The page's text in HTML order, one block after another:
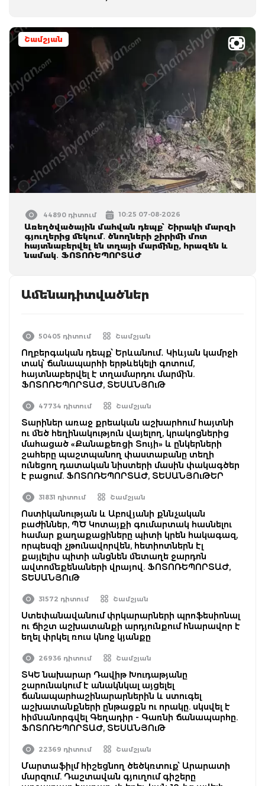
Շամշյան
44890 դիտում 10:25 07-08-2026
Առեղծվածային մահվան դեպք՝ Շիրակի մարզի
գյուղերից մեկում․ ծնողների շիրիմի մոտ
հայտնաբերվել են տղայի մարմինը, հրազեն և
նամակ․ ՖՈՏՈՌԵՊՈՐՏԱԺ
Ամենադիտվածներ
50405 դիտում Շամշյան
Ողբերգական դեպք՝ Երևանում․ Կիևյան կամրջի
տակ՝ ճանապարհի երթևեկելի գոտում,
հայտնաբերվել է տղամարդու մարմին.
ՖՈՏՈՌԵՊՈՐՏԱԺ, ՏԵՍԱՆՅՈւԹ
47734 դիտում Շամշյան
Տարիներ առաջ քրեական աշխարհում հայտնի
ու մեծ հեղինակություն վայելող, կրակոցներից
մահացած «Քանաքեռցի Տույի» և ընկերների
շահերը պաշտպանող փաստաբանը տեղի
ունեցող դատական նիստերի մասին փակագծեր
է բացում. ՖՈՏՈՌԵՊՈՐՏԱԺ, ՏԵՍԱՆՅՈւԹԵՐ
31831 դիտում Շամշյան
Ոստիկանության և Աբովյանի քննչական
բաժիններ, ՊԾ Կոտայքի գումարտակ հասնելու
համար քաղաքացիները պիտի կրեն հակագազ,
որպեսզի չթունավորվեն, հետիոտներն էլ
քայլելիս պիտի անցնեն մետաղե ջարդոն
ավտոմեքենաների վրայով. ՖՈՏՈՌԵՊՈՐՏԱԺ,
ՏԵՍԱՆՅՈւԹ
31572 դիտում Շամշյան
Ստեփանավանում փրկարարների պրոֆեսիոնալ
ու ճիշտ աշխատանքի արդյունքում հնարավոր է
եղել փրկել ռուս կնոջ կյանքը
26936 դիտում Շամշյան
ՏԿԵ նախարար Դավիթ Խուդաթյանը
շարունակում է անակնկալ այցելել
ճանապարհաշինարարներին և ստուգել
աշխատանքների ընթացքն ու որակը. սկսվել է
հիմնանորգվել Գեղադիր - Գառնի ճանապարհը.
ՖՈՏՈՌԵՊՈՐՏԱԺ, ՏԵՍԱՆՅՈւԹ
22369 դիտում Շամշյան
Մարտաֆիլմ հիշեցնող ծեծկռտուք՝ Արարատի
մարզում. Դաշտավան գյուղում գիշերը